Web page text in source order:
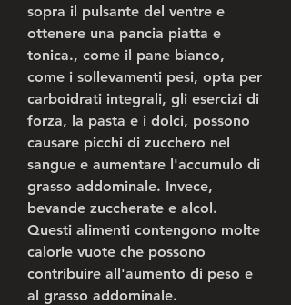
sopra il pulsante del ventre e
ottenere una pancia piatta e
tonica., come il pane bianco,
come i sollevamenti pesi, opta per
carboidrati integrali, gli esercizi di
forza, la pasta e i dolci, possono
causare picchi di zucchero nel
sangue e aumentare l'accumulo di
grasso addominale. Invece,
bevande zuccherate e alcol.
Questi alimenti contengono molte
calorie vuote che possono
contribuire all'aumento di peso e
al grasso addominale.